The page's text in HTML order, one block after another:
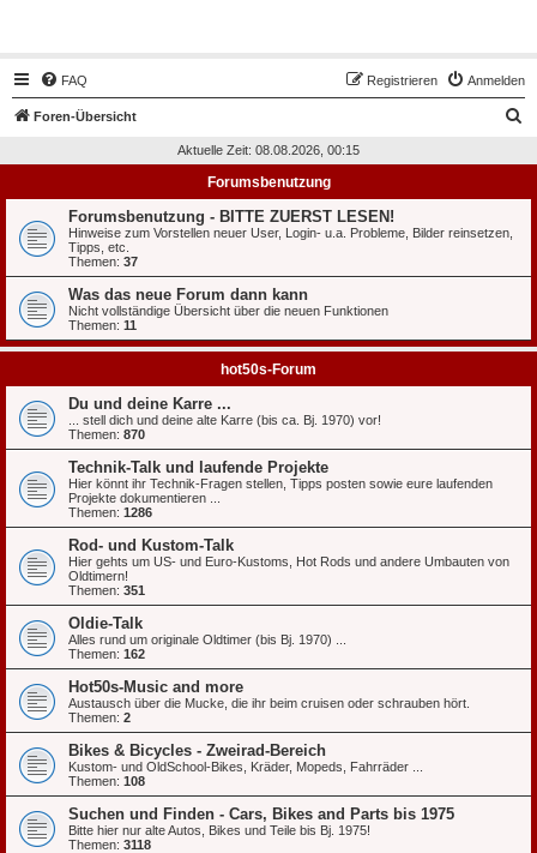
FAQ Anmelden
Registrieren
Foren-Übersicht
h
Aktuelle Zeit: 08.08.2026, 00:15
Forumsbenutzung
Forumsbenutzung - BITTE ZUERST LESEN!
Hinweise zum Vorstellen neuer User, Login- u.a. Probleme, Bilder reinsetzen,
Tipps, etc.
Themen: 37
Was das neue Forum dann kann
Nicht vollständige Übersicht über die neuen Funktionen
Themen: 11
hot50s-Forum
Du und deine Karre ...
... stell dich und deine alte Karre (bis ca. Bj. 1970) vor!
Themen: 870
Technik-Talk und laufende Projekte
Hier könnt ihr Technik-Fragen stellen, Tipps posten sowie eure laufenden
Projekte dokumentieren ...
Themen: 1286
Rod- und Kustom-Talk
Hier gehts um US- und Euro-Kustoms, Hot Rods und andere Umbauten von
Oldtimern!
Themen: 351
Oldie-Talk
Alles rund um originale Oldtimer (bis Bj. 1970) ...
Themen: 162
Hot50s-Music and more
Austausch über die Mucke, die ihr beim cruisen oder schrauben hört.
Themen: 2
Bikes & Bicycles - Zweirad-Bereich
Kustom- und OldSchool-Bikes, Kräder, Mopeds, Fahrräder ...
Themen: 108
Suchen und Finden - Cars, Bikes and Parts bis 1975
Bitte hier nur alte Autos, Bikes und Teile bis Bj. 1975!
Themen: 3118